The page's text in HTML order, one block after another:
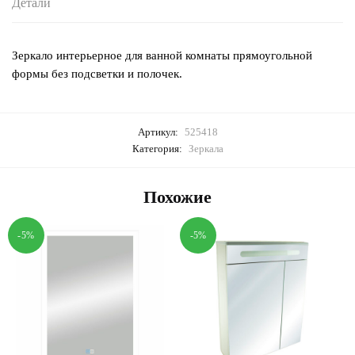
Детали
Зеркало интерьерное для ванной комнаты прямоугольной
формы без подсветки и полочек.
Артикул: 525418
Категория: Зеркала
Похожие
-5% -5%